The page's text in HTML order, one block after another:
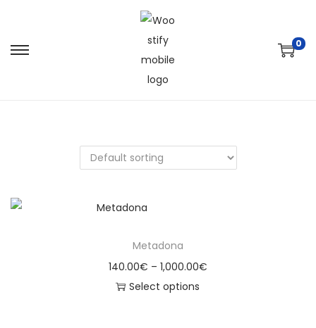
0
Metadona
140.00€ – 1,000.00€
Select options